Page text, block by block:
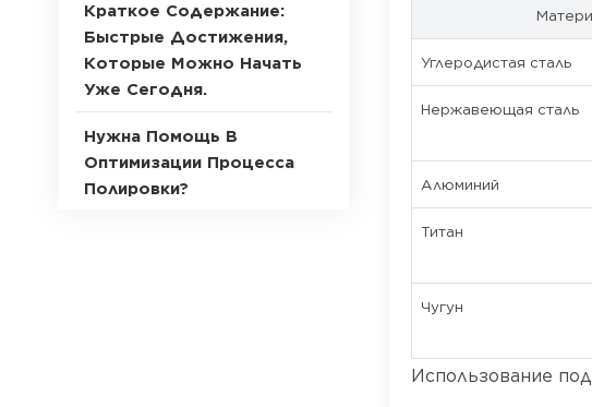
Краткое Содержание:
Быстрые Достижения,
Которые Можно Начать
Уже Сегодня.
Нужна Помощь В
Оптимизации Процесса
Полировки?
Углеродистая сталь
Нержавеющая сталь
Алюминий
Титан
Чугун
Использование